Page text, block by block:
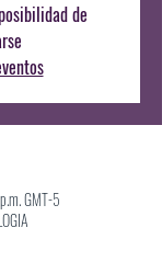
de
GMT-5